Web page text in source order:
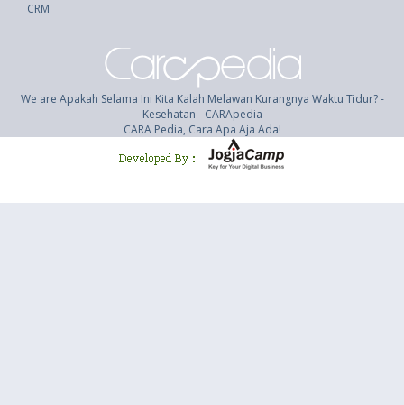
CRM
We are Apakah Selama Ini Kita Kalah Melawan Kurangnya Waktu Tidur? -
Kesehatan - CARApedia
CARA Pedia, Cara Apa Aja Ada!